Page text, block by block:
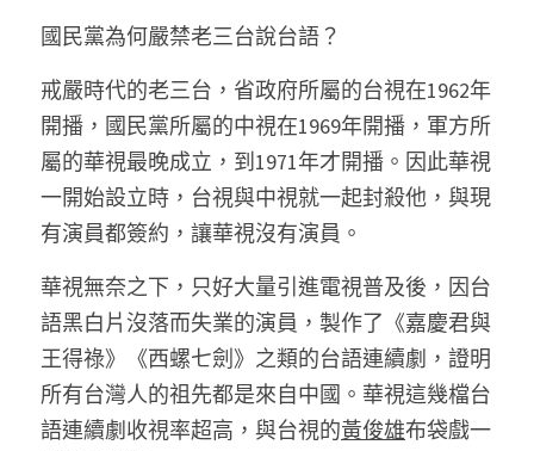
國民黨為何嚴禁老三台說台語？
戒嚴時代的老三台，省政府所屬的台視在1962年
開播，國民黨所屬的中視在1969年開播，軍方所
屬的華視最晚成立，到1971年才開播。因此華視
一開始設立時，台視與中視就一起封殺他，與現
有演員都簽約，讓華視沒有演員。
華視無奈之下，只好大量引進電視普及後，因台
語黑白片沒落而失業的演員，製作了《嘉慶君與
王得祿》《西螺七劍》之類的台語連續劇，證明
所有台灣人的祖先都是來自中國。華視這幾檔台
語連續劇收視率超高，與台視的黃俊雄布袋戲一